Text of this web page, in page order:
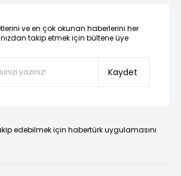
ve en çok okunan haberlerini her
takip etmek için bültene üye
Kaydet
edebilmek için habertürk uygulamasını